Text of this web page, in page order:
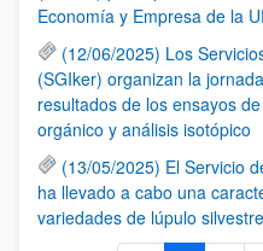
Economía y Empresa de la
(12/06/2025) Los
(SGIker) organizan la
resultados de los ensayos
orgánico y análisis isotópico
(13/05/2025) El Servicio
ha llevado a cabo una
variedades de lúpulo silvestre